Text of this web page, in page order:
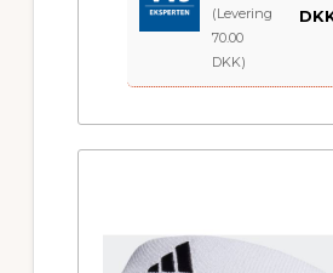
(Levering
70.00
DKK)